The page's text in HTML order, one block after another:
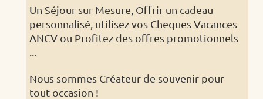
Un Séjour sur Mesure, Offrir un cadeau
personnalisé, utilisez vos Cheques Vacances
ANCV ou Profitez des offres promotionnels
Nous sommes Créateur de souvenir pour
tout occasion !